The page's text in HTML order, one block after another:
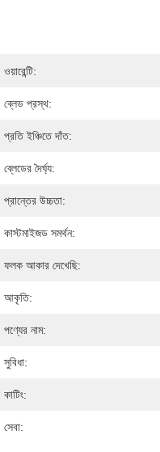
ওয়ারেন্টি:
ব্লেড প্রস্থ:
প্রতি ইঞ্চিতে দাঁত:
ব্লেডের দৈর্ঘ্য:
প্রান্তের উচ্চতা:
কাস্টমাইজড সমর্থন:
ফলক আকার দেখেছি:
আকৃতি:
পণ্যের নাম:
সুবিধা:
কাটিং:
সেবা: